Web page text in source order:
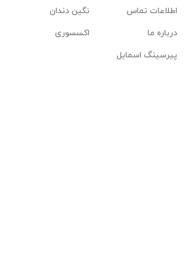
اطلاعات تماس
درباره ما
پیرسینگ اسمایل
نگین دندان
اکسسوری